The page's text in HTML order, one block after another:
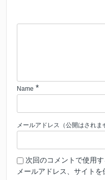
Name *
メールアドレス（公開はされま
次回のコメントで使用
メールアドレス、サイトを